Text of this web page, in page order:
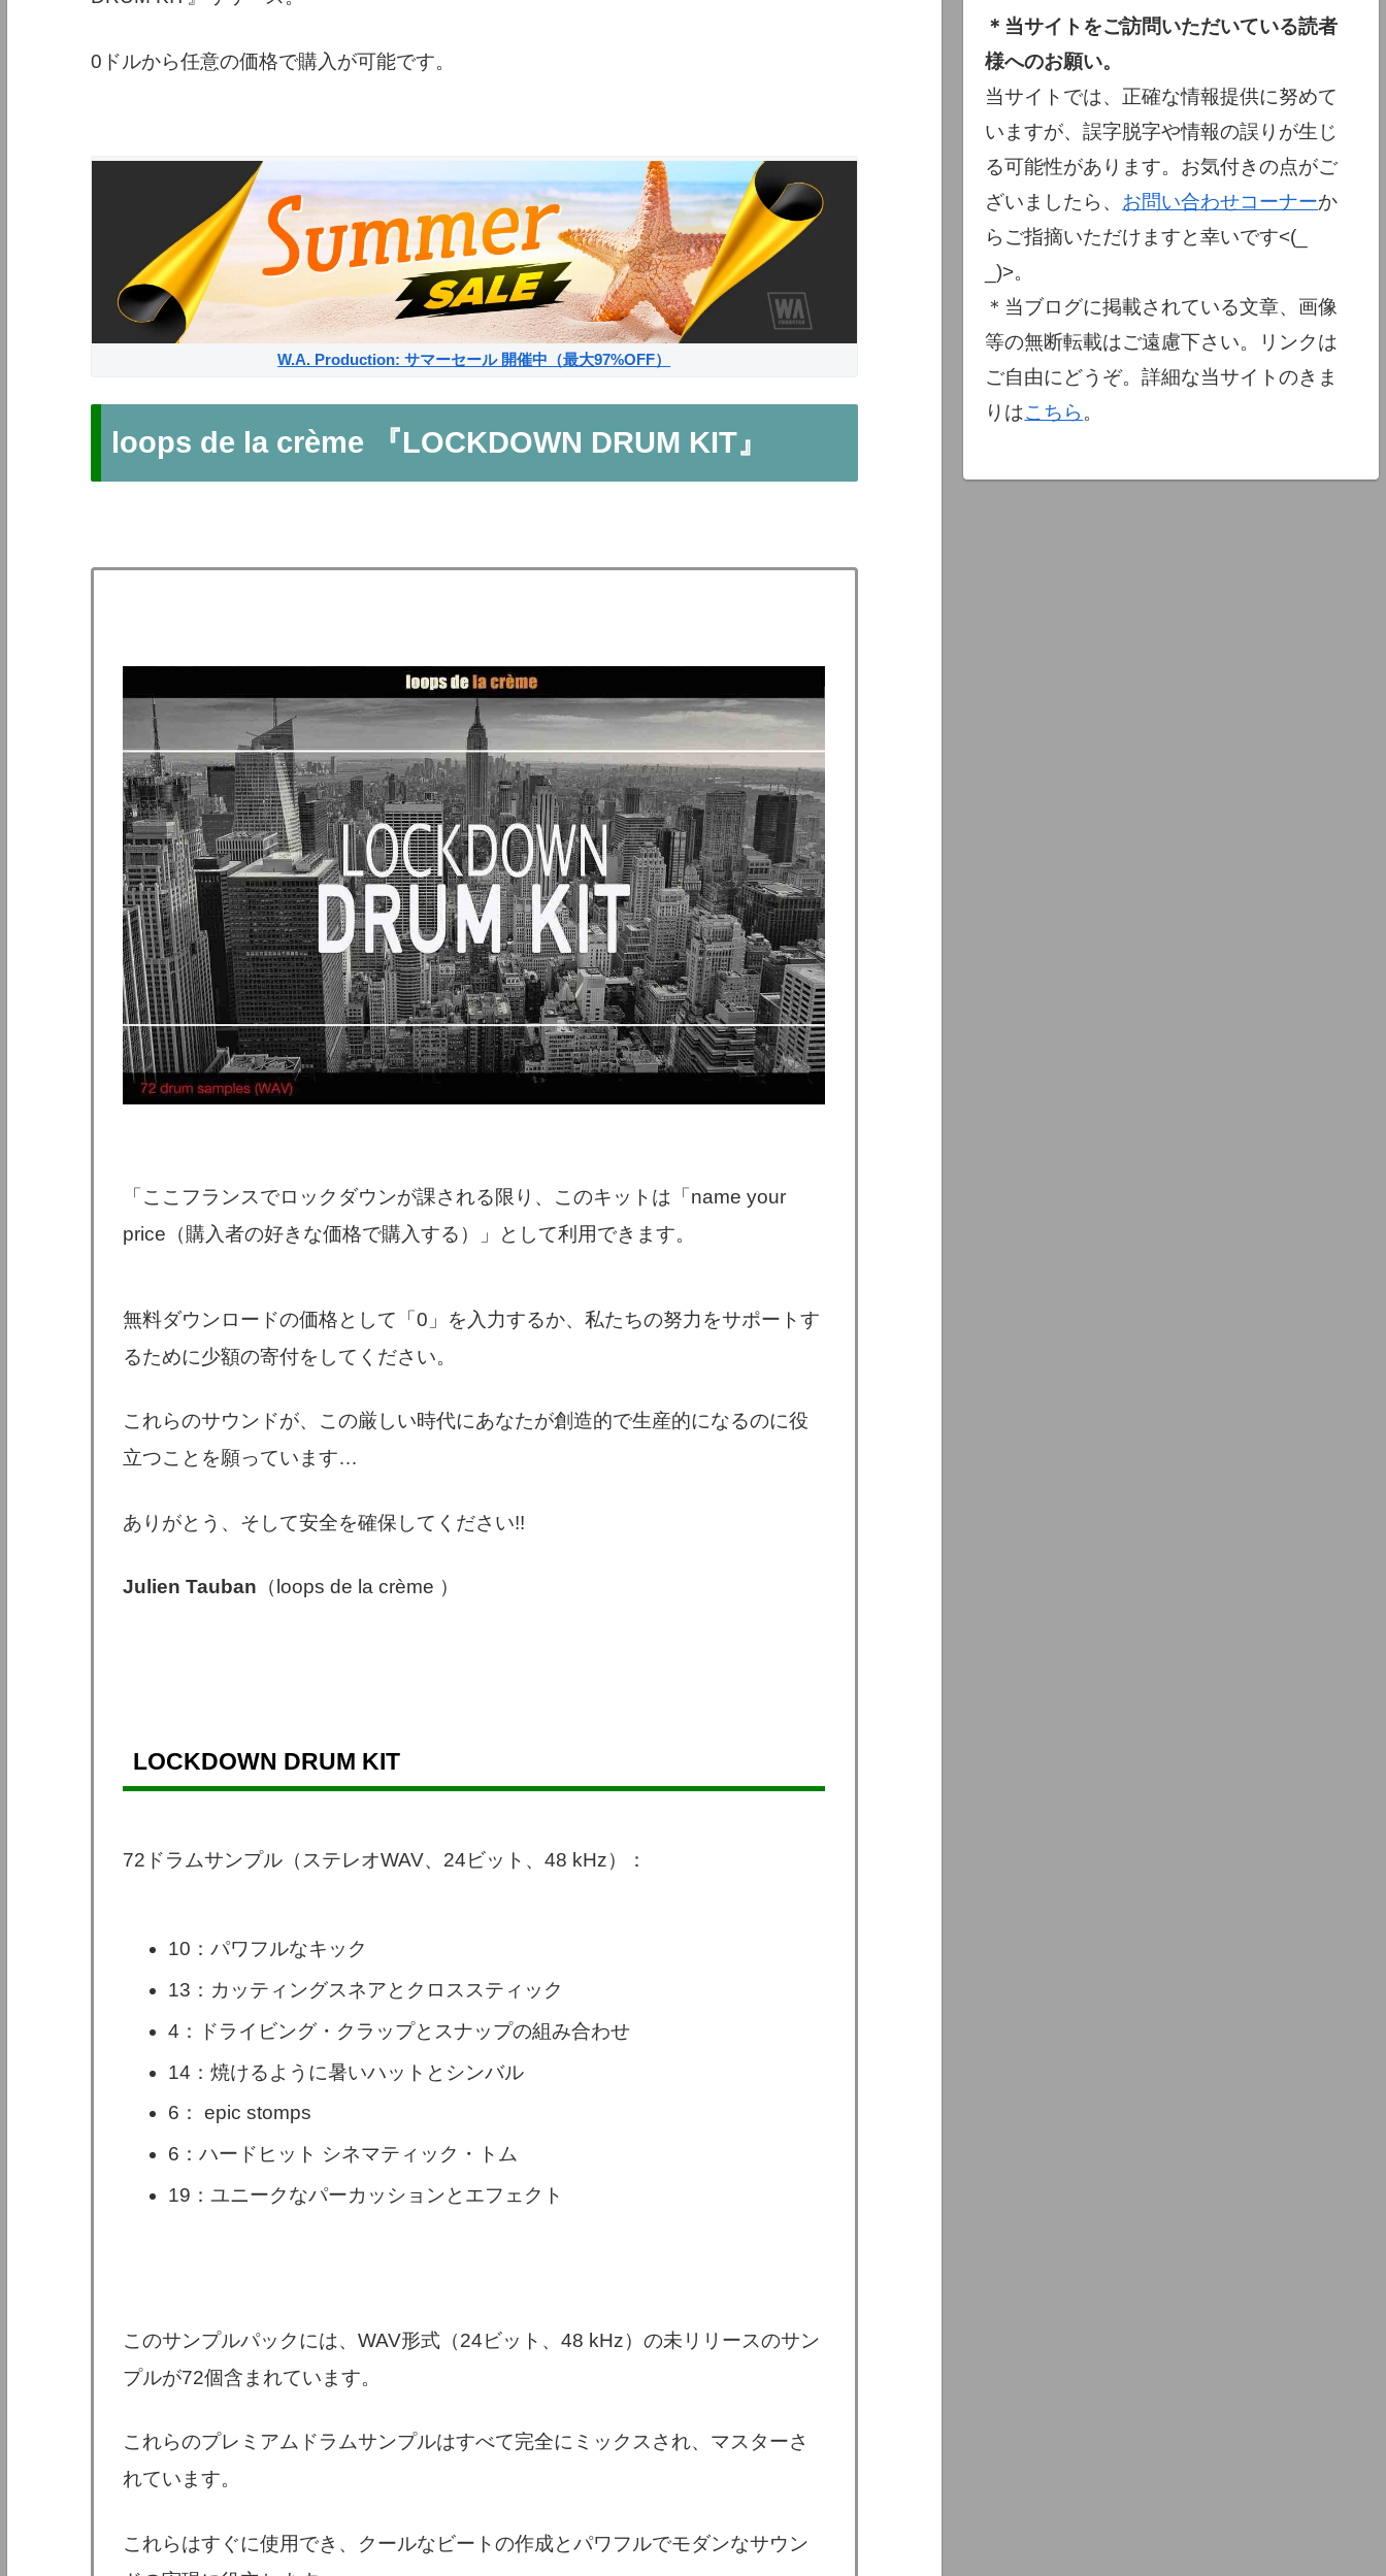
0ドルから任意の価格で購入が可能です。
W.A. Production: サマーセール 開催中（最大97%OFF）
loops de la crème 『LOCKDOWN DRUM KIT』
「ここフランスでロックダウンが課される限り、このキットは「name your
price（購入者の好きな価格で購入する）」として利用できます。
無料ダウンロードの価格として「0」を入力するか、私たちの努力をサポートす
るために少額の寄付をしてください。
これらのサウンドが、この厳しい時代にあなたが創造的で生産的になるのに役
立つことを願っています…
ありがとう、そして安全を確保してください!!
Julien Tauban （loops de la crème ）
LOCKDOWN DRUM KIT
72ドラムサンプル（ステレオWAV、24ビット、48 kHz）：
10：パワフルなキック
13：カッティングスネアとクロススティック
4：ドライビング・クラップとスナップの組み合わせ
14：焼けるように暑いハットとシンバル
6： epic stomps
6：ハードヒット シネマティック・トム
19：ユニークなパーカッションとエフェクト
このサンプルパックには、WAV形式（24ビット、48 kHz）の未リリースのサン
プルが72個含まれています。
これらのプレミアムドラムサンプルはすべて完全にミックスされ、マスターさ
れています。
これらはすぐに使用でき、クールなビートの作成とパワフルでモダンなサウン
＊当サイトをご訪問いただいている読者
様へのお願い。
当サイトでは、正確な情報提供に努めて
いますが、誤字脱字や情報の誤りが生じ
る可能性があります。お気付きの点がご
ざいましたら、 お問い合わせコーナーか
らご指摘いただけますと幸いです<(_
_)>。
＊当ブログに掲載されている文章、画像
等の無断転載はご遠慮下さい。リンクは
ご自由にどうぞ。詳細な当サイトのきま
りはこちら 。